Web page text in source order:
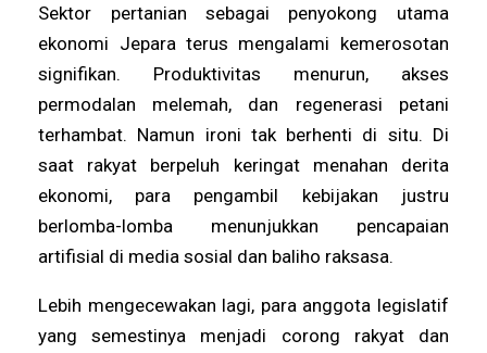
Sektor pertanian sebagai penyokong utama
ekonomi Jepara terus mengalami kemerosotan
signifikan. Produktivitas menurun, akses
permodalan melemah, dan regenerasi petani
terhambat. Namun ironi tak berhenti di situ. Di
saat rakyat berpeluh keringat menahan derita
ekonomi, para pengambil kebijakan justru
berlomba-lomba menunjukkan pencapaian
artifisial di media sosial dan baliho raksasa.
Lebih mengecewakan lagi, para anggota legislatif
yang semestinya menjadi corong rakyat dan